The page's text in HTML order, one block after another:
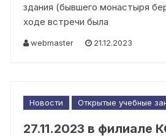
здания (бывшего монастыря
ходе встречи была
webmaster 21.12.2023
Новости Открытые учебные
27.11.2023 в филиале